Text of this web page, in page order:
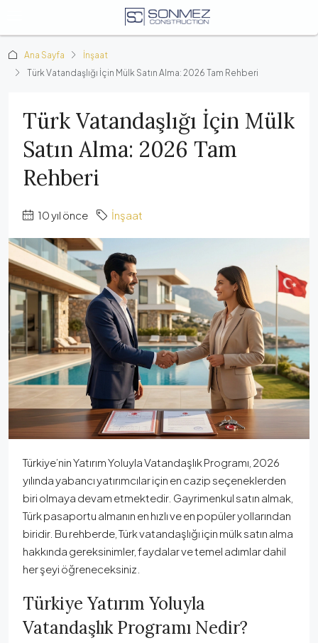
Ana Sayfa
İnşaat
Türk Vatandaşlığı İçin Mülk Satın Alma: 2026 Tam Rehberi
Türk Vatandaşlığı İçin Mülk
Satın Alma: 2026 Tam
Rehberi
10 yıl önce İnşaat
Türkiye’nin Yatırım Yoluyla Vatandaşlık Programı, 2026
yılında yabancı yatırımcılar için en cazip seçeneklerden
biri olmaya devam etmektedir. Gayrimenkul satın almak,
Türk pasaportu almanın en hızlı ve en popüler yollarından
biridir. Bu rehberde, Türk vatandaşlığı için mülk satın alma
hakkında gereksinimler, faydalar ve temel adımlar dahil
her şeyi öğreneceksiniz.
Türkiye Yatırım Yoluyla
Vatandaşlık Programı Nedir?